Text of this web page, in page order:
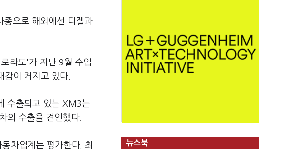
으로 해외에선 디젤과
라도'가 지난 9월 수입
이 커지고 있다.
수출되고 있는 XM3는
의 수출을 견인했다.
차업계는 평가한다. 최
뉴스북